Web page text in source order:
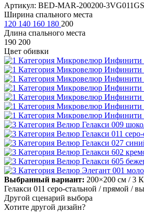
Артикул: BED-MAR-200200-
Ширина спального места
120 140 160 180 200
Длина спального места
190 200
Цвет обивки
Выбранный вариант: 200×200 см / 3
Гелакси 011 серо-стальной / прямой /
Другой сценарий выбора
Хотите другой дизайн?